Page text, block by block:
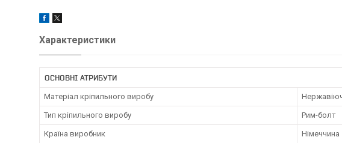
Характеристики
ОСНОВНІ АТРИБУТИ
Матеріал кріпильного виробу
Тип кріпильного виробу Рим-болт
Країна виробник Німеччина